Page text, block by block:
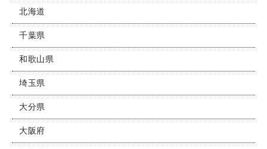
北海道
千葉県
和歌山県
埼玉県
大分県
大阪府